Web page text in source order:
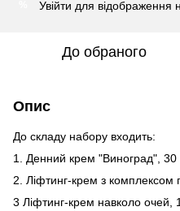
Увійти для відображення
До обраного
Опис
До складу набору входить:
1. Денний крем "Виноград",
2. Ліфтинг-крем з комплексом
3 Ліфтинг-крем навколо очей,